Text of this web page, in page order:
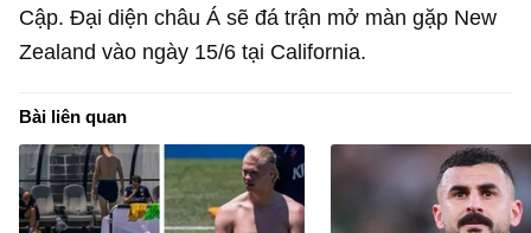
Cập. Đại diện châu Á sẽ đá trận mở màn gặp New
Zealand vào ngày 15/6 tại California.
Bài liên quan